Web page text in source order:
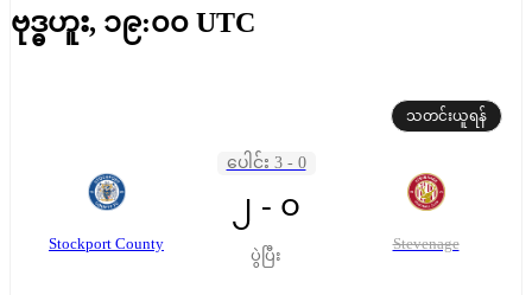
ဗုဒ္ဓဟူး, ၁၉:၀၀ UTC
သတင်းယူရန်
Stockport County
ပေါင်း 3 - 0
၂ - ၀
ပွဲပြီး
Stevenage